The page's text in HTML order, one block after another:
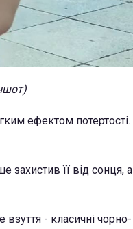
ефектом потертості.
захистив її від сонця, а
- класичні чорно-